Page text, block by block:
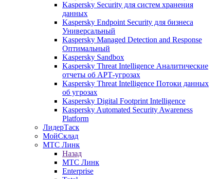
Kaspersky Security для систем хранения
данных
Kaspersky Endpoint Security для бизнеса
Универсальный
Kaspersky Managed Detection and Response
Оптимальный
Kaspersky Sandbox
Kaspersky Threat Intelligence Аналитические
отчеты об АРТ-угрозах
Kaspersky Threat Intelligence Потоки данных
об угрозах
Kaspersky Digital Footprint Intelligence
Kaspersky Automated Security Awareness
Platform
ЛидерТаск
МойСклад
МТС Линк
Назад
МТС Линк
Enterprise